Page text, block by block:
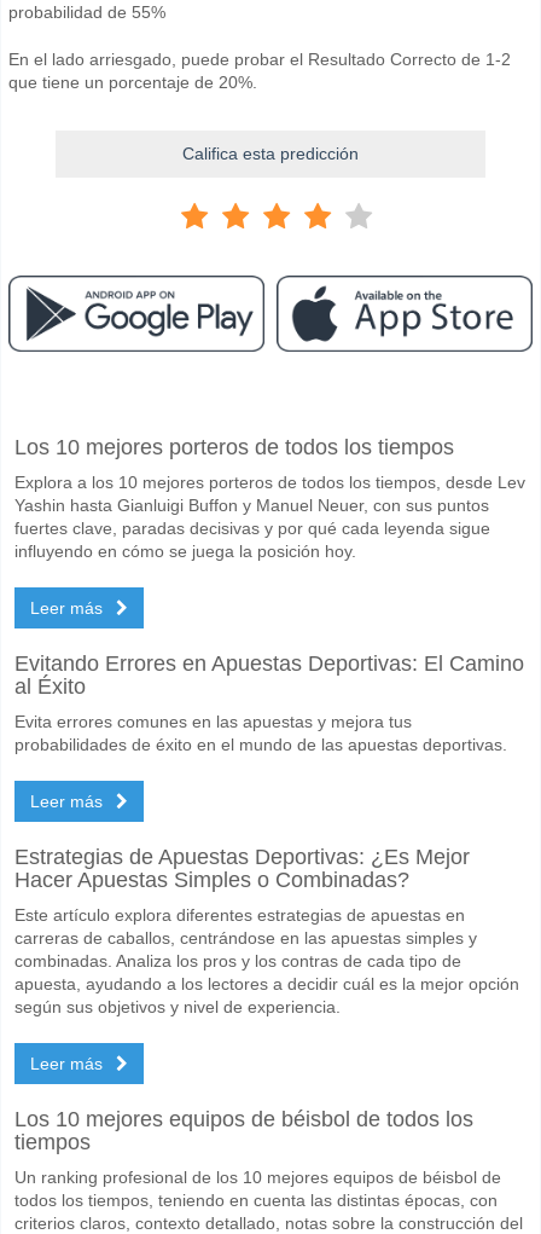
probabilidad de 55%
En el lado arriesgado, puede probar el Resultado Correcto de 1-2
que tiene un porcentaje de 20%.
Califica esta predicción
El partido entre DC United v Chicago Fire 14 May 2026 00:30.
Quién es el equipo favorito para ganar entre DC
Chicago Fire para el Ganador del partido, con una probabilidad de
Sí para Ambos Equipos Marcan, con un porcentaje de 61%.
Cuál es el pronóstico de resultado correcto para DC
En el lado arriesgado, puede probar el Resultado Correcto de 1-2
Los 10 mejores porteros de todos los tiempos
Explora a los 10 mejores porteros de todos los tiempos, desde Lev
Yashin hasta Gianluigi Buffon y Manuel Neuer, con sus puntos
fuertes clave, paradas decisivas y por qué cada leyenda sigue
influyendo en cómo se juega la posición hoy.
Leer más
Evitando Errores en Apuestas Deportivas: El Camino
al Éxito
Evita errores comunes en las apuestas y mejora tus
probabilidades de éxito en el mundo de las apuestas deportivas.
Leer más
Estrategias de Apuestas Deportivas: ¿Es Mejor
Hacer Apuestas Simples o Combinadas?
Este artículo explora diferentes estrategias de apuestas en
carreras de caballos, centrándose en las apuestas simples y
combinadas. Analiza los pros y los contras de cada tipo de
apuesta, ayudando a los lectores a decidir cuál es la mejor opción
según sus objetivos y nivel de experiencia.
Leer más
Los 10 mejores equipos de béisbol de todos los
tiempos
Un ranking profesional de los 10 mejores equipos de béisbol de
todos los tiempos, teniendo en cuenta las distintas épocas, con
criterios claros, contexto detallado, notas sobre la construcción del